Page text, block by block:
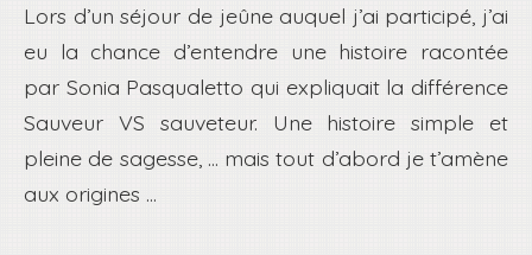
Lors d’un séjour de jeûne auquel j’ai participé, j’ai
eu la chance d’entendre une histoire racontée
par Sonia Pasqualetto qui expliquait la différence
Sauveur VS sauveteur. Une histoire simple et
pleine de sagesse, … mais tout d’abord je t’amène
aux origines …